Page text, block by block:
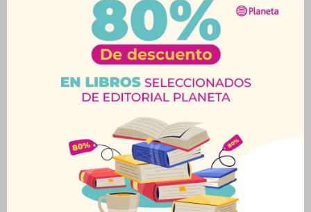
OU BOLD PORTA
ALGODON ROSA
OUPORTA ALGODON
GROOVE GRIS